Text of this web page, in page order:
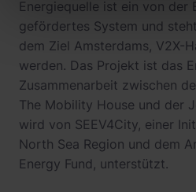
Energiequelle ist ein von der
gefördertes System und
dem Ziel Amsterdams, V2X-
werden. Das Projekt ist das
Zusammenarbeit zwischen
The Mobility House und der
wird von SEEV4City, einer
North Sea Region und dem
Energy Fund, unterstützt.